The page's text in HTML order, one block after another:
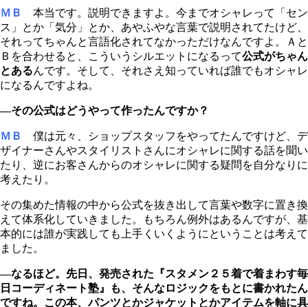
ＭＢ
本当です。説明できますよ。今までオシャレって「セン
ス」とか「気分」とか、あやふやな言葉で説明されてたけど、
それってちゃんと言語化されてなかっただけなんですよ。Ａと
Ｂを合わせると、こういうシルエットになるって公式がちゃん
とあるんです。そして、それさえ知っていれば誰でもオシャレ
になるんですよね。
―その公式はどうやって作ったんですか？
ＭＢ
僕は元々、ショップスタッフをやってたんですけど、デ
ザイナーさんやスタイリストさんにオシャレに関する話を聞い
たり、逆にお客さんからのオシャレに関する疑問を自分なりに
考えたり。
その集めた情報の中から公式を抜き出して言葉や数字に置き換
えて体系化していきました。もちろん例外はあるんですが、基
本的には誰が実践しても上手くいくようにということは考えて
ました。
―なるほど。先日、発売された『スタメン２５着で着まわす毎
日コーディネート塾』も、そんなロジックをもとに書かれたん
ですね。この本、パンツとかジャケットとかアイテムを軸に具